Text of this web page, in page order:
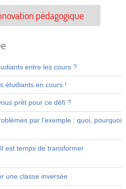
pédagogique
entre les cours ?
étudiants en cours !
prêt pour ce défi ?
par l’exemple : quoi, pourquoi
est temps de transformer
une classe inversée